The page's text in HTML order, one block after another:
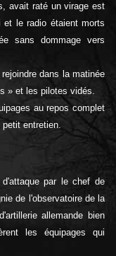
avait raté un virage est
le radio étaient morts
sans dommage vers
dans la matinée
» et les pilotes vidés.
au repos complet
entretien.
par le chef de
de l'observatoire de la
allemande bien
les équipages qui